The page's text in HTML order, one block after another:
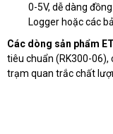
0-5V, dễ dàng
Logger hoặc các
Các dòng sản phẩm
tiêu chuẩn (RK300-
trạm quan trắc chất